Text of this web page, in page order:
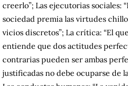
creerlo”; Las ejecutorias sociales:
sociedad premia las virtudes
vicios discretos”; La crítica: “El
entiende que dos actitudes
contrarias pueden ser ambas
justificadas no debe ocuparse de